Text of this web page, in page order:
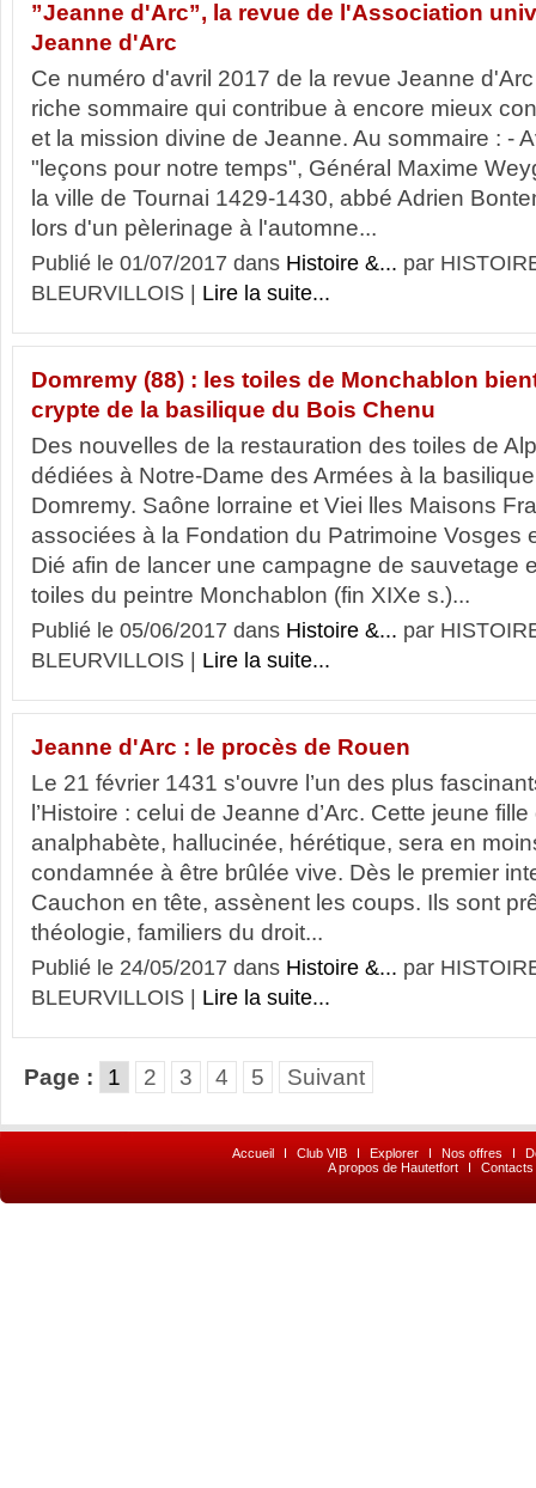
”Jeanne d'Arc”, la revue de l'Association
Jeanne d'Arc
Ce numéro d'avril 2017 de la revue Jeanne
riche sommaire qui contribue à encore mieux
et la mission divine de Jeanne. Au sommaire : -
"leçons pour notre temps", Général Maxime
la ville de Tournai 1429-1430, abbé Adrien
lors d'un pèlerinage à l'automne...
Publié le 01/07/2017 dans Histoire &... par
BLEURVILLOIS | Lire la suite...
Domremy (88) : les toiles de Monchablon
crypte de la basilique du Bois Chenu
Des nouvelles de la restauration des toiles de
dédiées à Notre-Dame des Armées à la
Domremy. Saône lorraine et Viei lles Maisons
associées à la Fondation du Patrimoine Vosges
Dié afin de lancer une campagne de sauvetage
toiles du peintre Monchablon (fin XIXe s.)...
Publié le 05/06/2017 dans Histoire &... par
BLEURVILLOIS | Lire la suite...
Jeanne d'Arc : le procès de Rouen
Le 21 février 1431 s'ouvre l’un des plus
l’Histoire : celui de Jeanne d’Arc. Cette jeune
analphabète, hallucinée, hérétique, sera en
condamnée à être brûlée vive. Dès le premier
Cauchon en tête, assènent les coups. Ils sont
théologie, familiers du droit...
Publié le 24/05/2017 dans Histoire &... par
BLEURVILLOIS | Lire la suite...
Page : 1 2 3 4 5 Suivant
Accueil I Club VIB I Explorer I Nos offres I
A propos de Hautetfort
I Contacts